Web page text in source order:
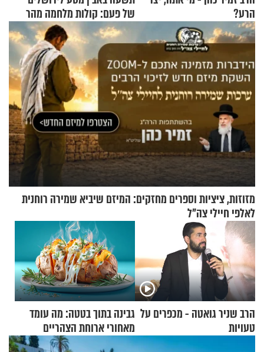
הרע?
של פעם: קולות מלחמה מהר
הזיתים
מזוזות, ציציות וספרים מחזקים: המיזם שיביא שמירה רוחנית
לאלפי חיילי צה"ל
הרב שניר גואטה - מכפרים על
טעויות
גבינה בתוך בטטה: מה עומד
מאחורי ארוחת הצהריים
שכבשה את הרשת?